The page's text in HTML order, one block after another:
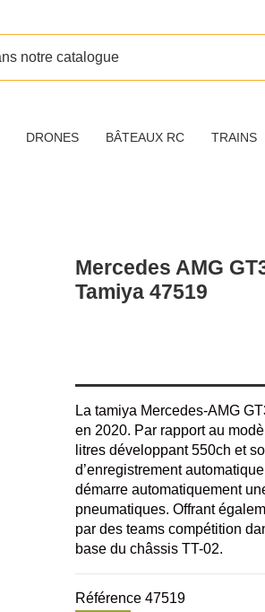
DRONES BÂTEAUX RC TRAINS
Mercedes AMG
Tamiya 47519
La tamiya Mercedes-AMG
en 2020. Par rapport au
litres développant 550ch et
d’enregistrement
démarre automatiquement
pneumatiques. Offrant
par des teams compétition
base du châssis TT-02.
Référence 47519